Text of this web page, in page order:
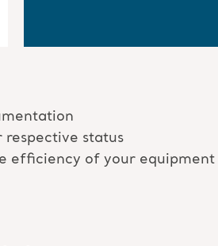
status
efficiency of your